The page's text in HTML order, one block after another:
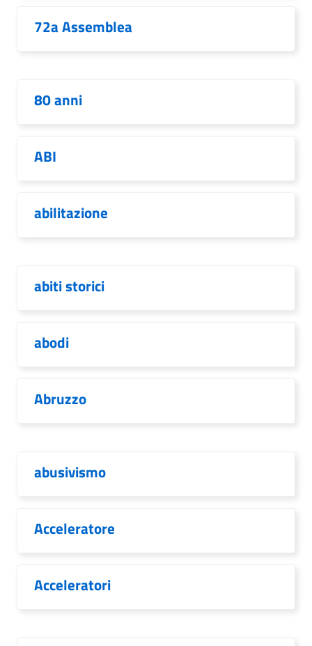
72a Assemblea
80 anni
ABI
abilitazione
abiti storici
abodi
Abruzzo
abusivismo
Acceleratore
Acceleratori